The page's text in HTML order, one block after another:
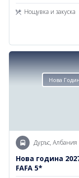
Нощувка и закуска
Нова
Дуръс, Албания
Нова година
FAFA 5*